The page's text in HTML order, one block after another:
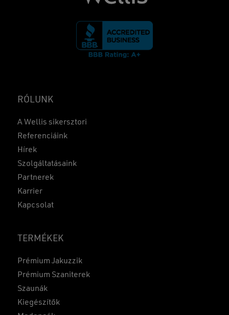
RÓLUNK
A Wellis sikersztori
Referenciáink
Hírek
Szolgáltatásaink
Partnerek
Karrier
Kapcsolat
TERMÉKEK
Prémium Jakuzzik
Prémium Szaniterek
Szaunák
Kiegészítők